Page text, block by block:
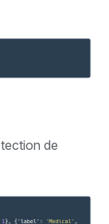
de